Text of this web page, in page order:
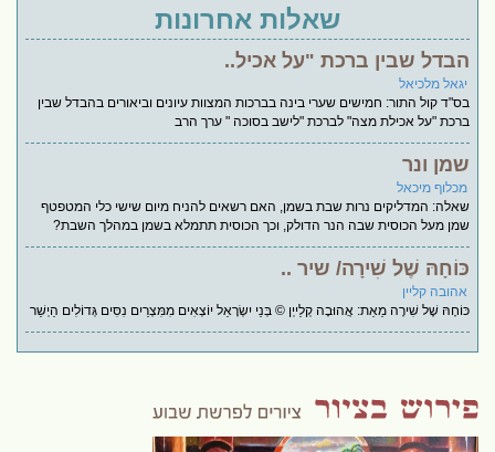
שאלות אחרונות
הבדל שבין ברכת "על אכיל..
יגאל מלכיאל
בס"ד קול התור: חמישים שערי בינה בברכות המצוות עיונים וביאורים בהבדל שבין
ברכת "על אכילת מצה" לברכת "לישב בסוכה " ערך הרב
שמן ונר
מכלוף מיכאל
שאלה: המדליקים נרות שבת בשמן, האם רשאים להניח מיום שישי כלי המטפטף
שמן מעל הכוסית שבה הנר הדולק, וכך הכוסית תתמלא בשמן במהלך השבת?
כּוֹחָהּ שֶׁל שִׁירָה/ שיר ..
אהובה קליין
כּוֹחָהּ שֶׁל שִׁירָה מֵאֵת: אֲהוּבָה קְלַייְן © בְּנֵי יִשְׂרָאֵל יוֹצְאִים מִמִּצְרַיִם נִסִּים גְּדוֹלִים הַיְשַׁר